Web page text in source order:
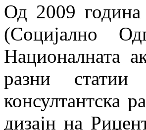
Од 2009 година
(Социјално
Националната
разни
консултантска
дизајн на